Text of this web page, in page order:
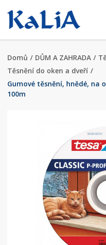
Domů / DŮM A ZAHRADA /
Těsnění do oken a dveří /
Gumové těsnění, hnědé, na
100m